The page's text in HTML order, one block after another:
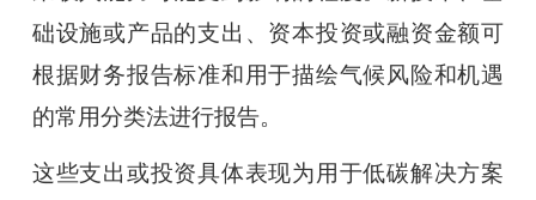
础设施或产品的支出、资本投资或融资金额可
根据财务报告标准和用于描绘气候风险和机遇
的常用分类法进行报告。
这些支出或投资具体表现为用于低碳解决方案